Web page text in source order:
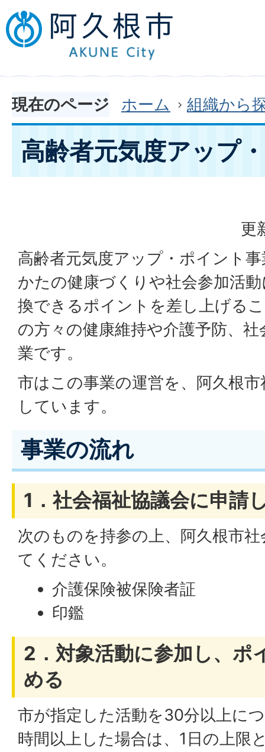
現在のページ ホーム 組織から
高齢者元気度アップ
更
高齢者元気度アップ・ポイント
かたの健康づくりや社会参加活
換できるポイントを差し上げる
の方々の健康維持や介護予防、
業です。
市はこの事業の運営を、阿久根
しています。
事業の流れ
1．社会福祉協議会に申請
次のものを持参の上、阿久根市
てください。
介護保険被保険者証
印鑑
2．対象活動に参加し、ポ
める
市が指定した活動を30分以上に
時間以上した場合は、1日の上限